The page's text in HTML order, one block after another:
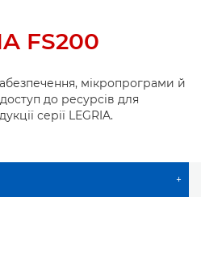
FS200
мікропрограми й
до ресурсів для
серії LEGRIA.
+